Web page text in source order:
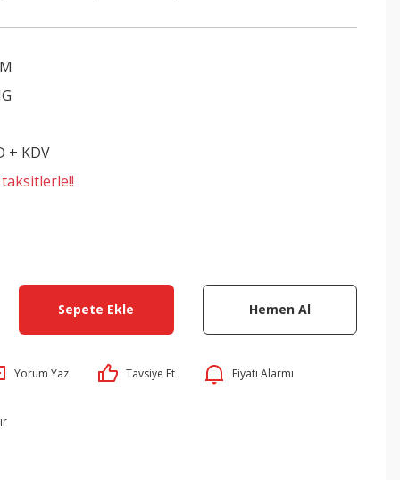
+ KDV
Sepete Ekle Hemen Al
Yorum Yaz Tavsiye Et Fiyatı Alarmı